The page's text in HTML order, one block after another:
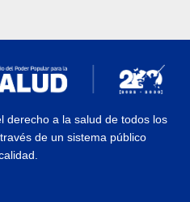
derecho a la salud de todos los
de un sistema público